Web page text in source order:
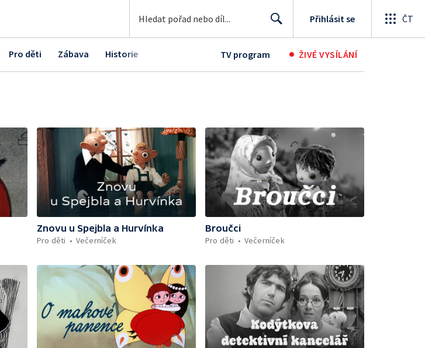
Přihlásit se ČT
Pro děti Zábava Historie Rady a recepty Podcasty Studentská tvorba
TV program • ŽIVÉ VYSÍLÁNÍ
Znovu u Spejbla a Hurvínka
Pro děti
Večerníček
Broučci
Pro děti
Večerníček